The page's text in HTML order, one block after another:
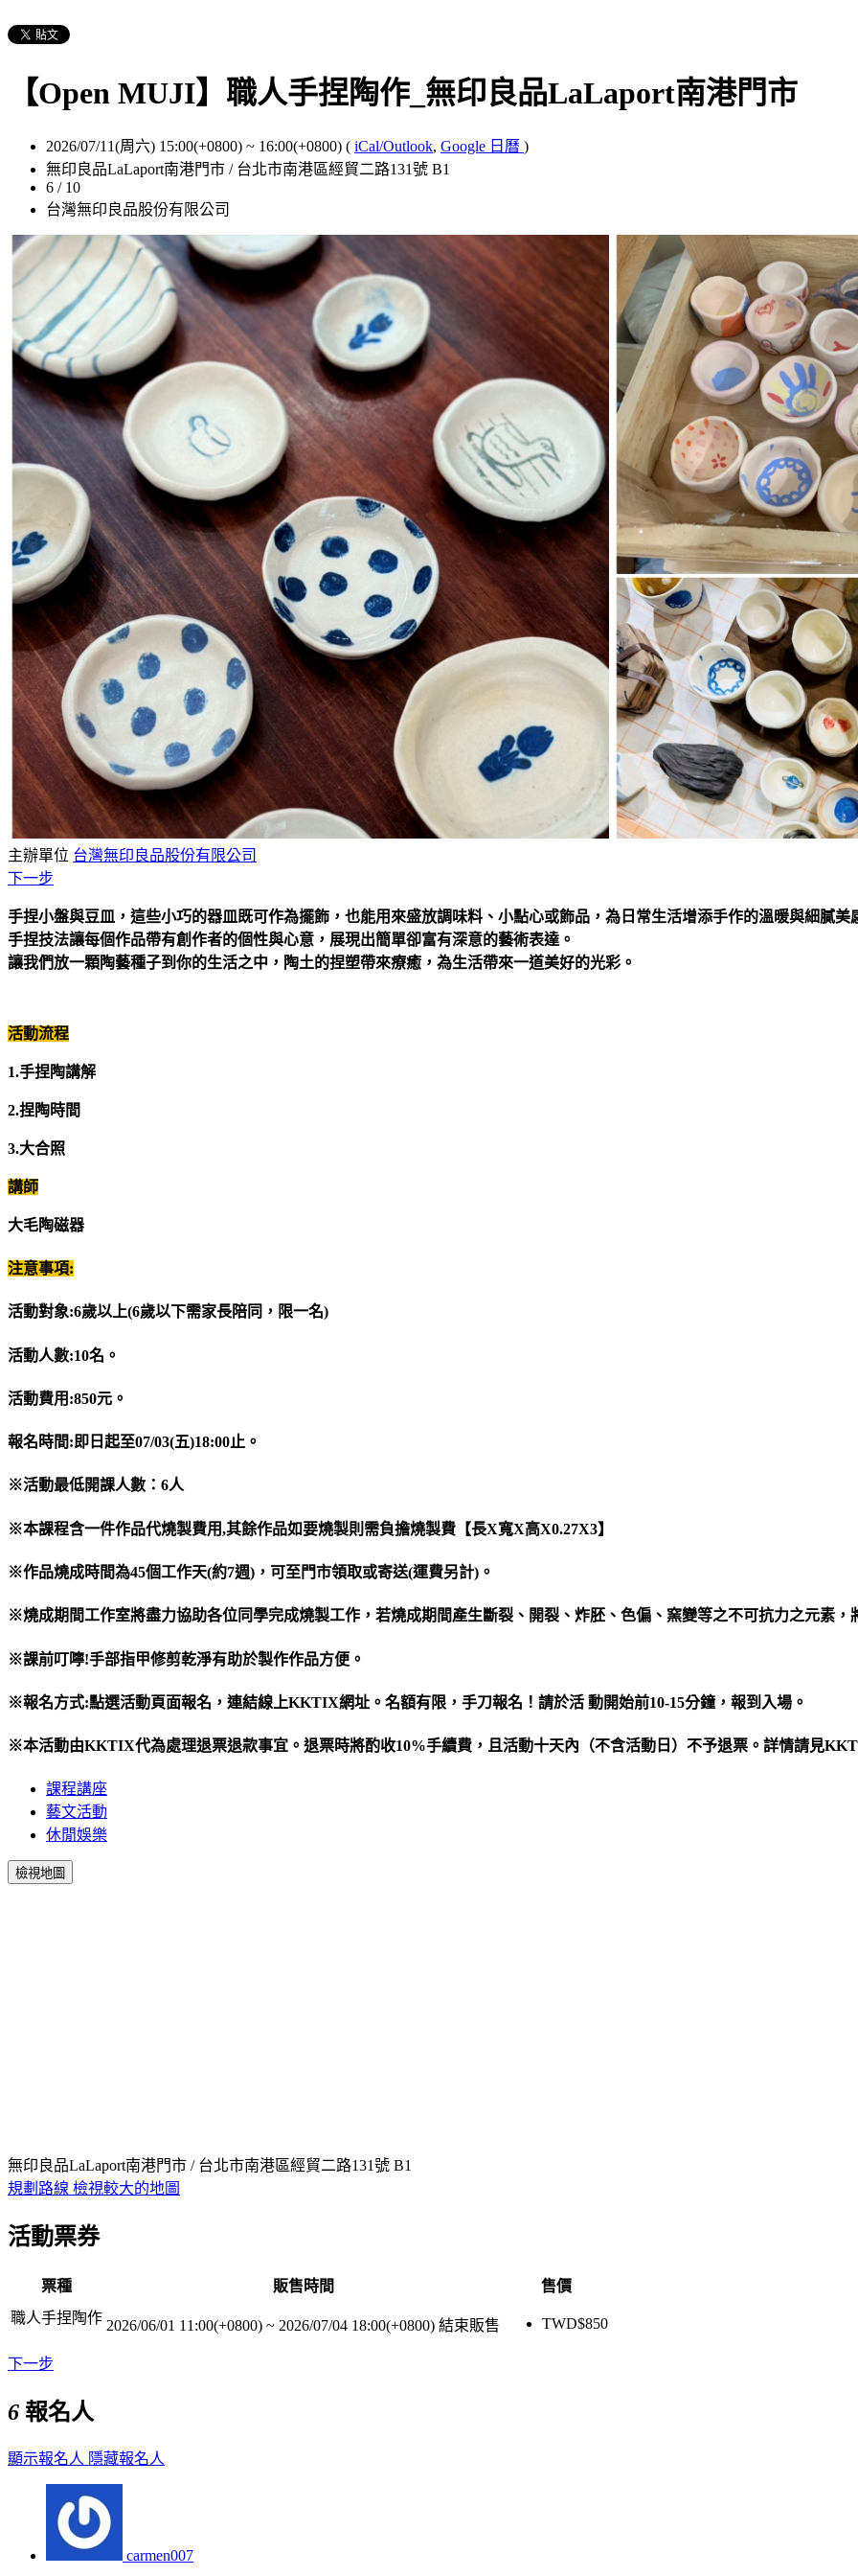
【Open MUJI】職人手捏陶作_無印良品LaLaport南港門市
2026/07/11(周六) 15:00(+0800) ~ 16:00(+0800) ( iCal/Outlook, Google 日曆 )
無印良品LaLaport南港門市 / 台北市南港區經貿二路131號 B1
6 / 10
台灣無印良品股份有限公司
主辦單位 台灣無印良品股份有限公司
下一步
手捏小盤與豆皿，這些小巧的器皿既可作為擺飾，也能用來盛放調味料、小點心或飾品，為日常生活增添手作的溫暖與細膩美
手捏技法讓每個作品帶有創作者的個性與心意，展現出簡單卻富有深意的藝術表達。
讓我們放一顆陶藝種子到你的生活之中，陶土的捏塑帶來療癒，為生活帶來一道美好的光彩。
活動流程
1.手捏陶講解
2.捏陶時間
3.大合照
講師
大毛陶磁器
注意事項:
活動對象:6歲以上(6歲以下需家長陪同，限一名)
活動人數:10名。
活動費用:850元。
報名時間:即日起至07/03(五)18:00止。
※活動最低開課人數：6人
※本課程含一件作品代燒製費用,其餘作品如要燒製則需負擔燒製費【長X寬X高X0.27X3】
※作品燒成時間為45個工作天(約7週)，可至門市領取或寄送(運費另計)。
※燒成期間工作室將盡力協助各位同學完成燒製工作，若燒成期間產生斷裂、開裂、炸胚、色偏、窯變等之不可抗力之元素
※課前叮嚀!手部指甲修剪乾淨有助於製作作品方便。
※報名方式:點選活動頁面報名，連結線上KKTIX網址。名額有限，手刀報名！請於活 動開始前10-15分鐘，報到入場。
※本活動由KKTIX代為處理退票退款事宜。退票時將酌收10%手續費，且活動十天內（不含活動日）不予退票。詳情請見
課程講座
藝文活動
休閒娛樂
檢視地圖
無印良品LaLaport南港門市 / 台北市南港區經貿二路131號 B1
規劃路線 檢視較大的地圖
活動票券
票種 販售時間
售價
職人手捏陶作 2026/06/01 11:00(+0800) ~ 2026/07/04 18:00(+0800) 結束販售 TWD$850
下一步
6 報名人
顯示報名人 隱藏報名人
carmen007